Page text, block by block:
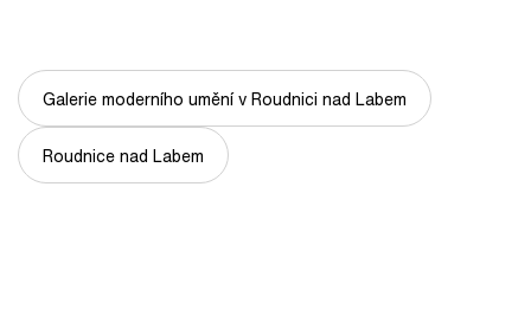
Galerie moderního umění v Roudnici nad Labem
Roudnice nad Labem